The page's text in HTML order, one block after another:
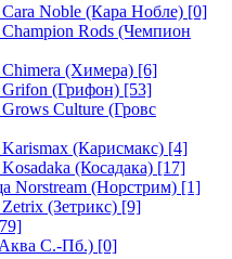
Noble (Кара Нобле) [0]
Rods (Чемпион
(Химера) [6]
(Грифон) [53]
Culture (Гровс
(Карисмакс) [4]
(Косадака) [17]
Norstream (Норстрим) [1]
(Зетрикс) [9]
С.-Пб.) [0]